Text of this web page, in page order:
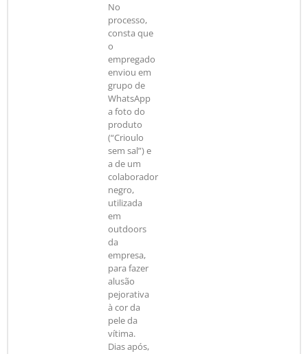
No
processo,
consta que
o
empregado
enviou em
grupo de
WhatsApp
a foto do
produto
(“Crioulo
sem sal”) e
a de um
colaborador
negro,
utilizada
em
outdoors
da
empresa,
para fazer
alusão
pejorativa
à cor da
pele da
vítima.
Dias após,